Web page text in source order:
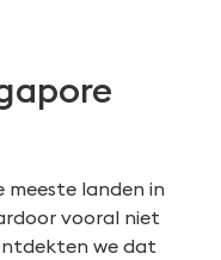
meeste landen in
vooral niet
we dat